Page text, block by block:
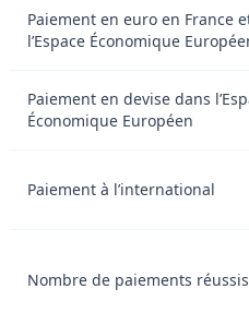
Paiement en euro en France
l’Espace Économique
Paiement en devise dans
Économique Européen
Paiement à l’international
Nombre de paiements réussis